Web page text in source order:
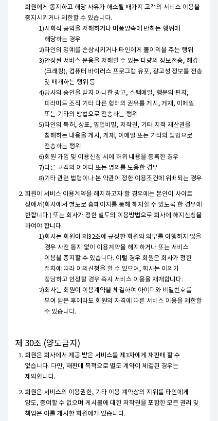
회원에게 통지하고 해당 사유가 해소될 때가지 고객의 서비스 이용을
중지시키거나 제한할 수 있습니다.
사회적 공익을 저해하거나 미풍양속에 반하는 행위에
해당하는 경우
타인의 명예를 손상시키거나 타인에게 불이익을 주는 행위
안정된 서비스 운용을 저해할 수 있는 다량의 정보전송, 해킹
(크래킹), 컴퓨터 바이러스 프로그램 유포, 광고성 정보를 전송
및 매개하는 행위 등
당사의 승인을 받지 아니한 광고, 스팸메일, 행운의 편지,
피라미드 조직 기타 다른 형태의 권유를 게시, 게재, 이메일
또는 기타의 방법으로 전송하는 행위
타인의 특허, 상표, 영업비밀, 저작권, 기타 지적 재산권을
침해하는 내용을 게시, 게재, 이메일 또는 기타의 방법으로
전송하는 행위
회원 가입 및 이용신청 시에 허위 내용을 등록한 경우
다른 고객의 아이디 또는 명의를 도용한 경우
기타 관련 법령이나 본 약관이 정한 이용조건에 위배되는 경우
회원이 서비스 이용계약을 해지하고자 할 경우에는 본인이 사이트
상에서(회사에서 별도로 홈페이지를 통해 해지할 수 있도록 한 경우에
한합니다.) 또는 회사가 정한 별도의 이용방법으로 회사에 해지신청을
하여야 합니다.
회사는 회원이 제32조에 규정한 회원의 의무를 이행하지 않을
경우 사전 통지 없이 이용계약을 해지하거나 또는 서비스
이용을 중지할 수 있습니다. 이럴 경우 회원은 회사가 정한
절차에 따라 이의신청을 할 수 있으며, 회사는 이의가
정당하고 인정할 경우 즉시 서비스 이용을 재개합니다.
회사는 회원이 이용계약을 체결하여 아이디와 비밀번호를
부여 받은 후에라도 회원의 자격에 따른 서비스 이용을 제한할
수 있습니다.
제 30조 (양도금지)
회원은 회사에서 제공 받은 서비스를 제3자에게 재판매 할 수
없습니다. 다만, 재판매 목적으로 별도 계약이 체결된 경우는
제외합니다.
회원은 서비스의 이용권한, 기타 이용 계약상의 지위를 타인에게
양도, 증여할 수 없으며 게시물에 대한 저작권을 포함한 모든 권리 및
책임은 이를 게시한 회원에게 있습니다.